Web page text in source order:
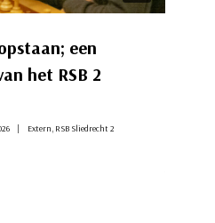
een
het RSB 2
Extern, RSB Sliedrecht 2